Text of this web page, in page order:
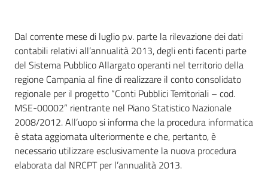
Dal corrente mese di luglio p.v. parte la rilevazione dei dati
contabili relativi all’annualità 2013, degli enti facenti parte
del Sistema Pubblico Allargato operanti nel territorio della
regione Campania al fine di realizzare il conto consolidato
regionale per il progetto “Conti Pubblici Territoriali – cod.
MSE-00002” rientrante nel Piano Statistico Nazionale
2008/2012. All’uopo si informa che la procedura informatica
è stata aggiornata ulteriormente e che, pertanto, è
necessario utilizzare esclusivamente la nuova procedura
elaborata dal NRCPT per l’annualità 2013.